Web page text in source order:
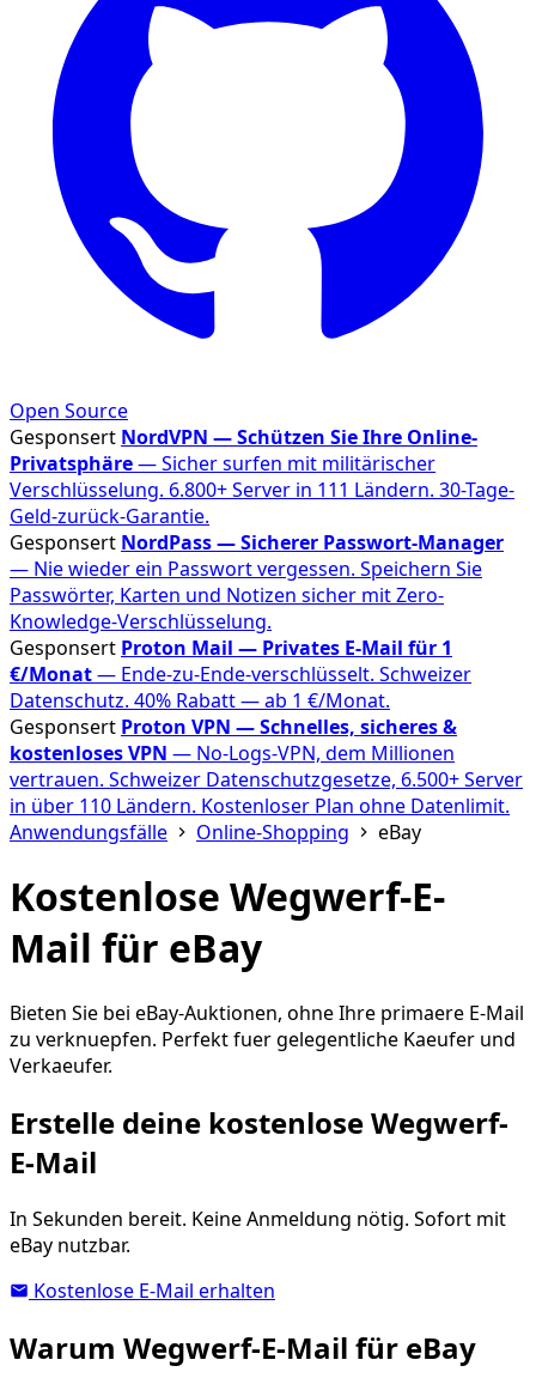
Open Source
Gesponsert NordVPN — Schützen Sie Ihre Online-
Privatsphäre— Sicher surfen mit militärischer
Verschlüsselung. 6.800+ Server in 111 Ländern. 30-Tage-
Geld-zurück-Garantie.
Gesponsert NordPass — Sicherer Passwort-Manager
— Nie wieder ein Passwort vergessen. Speichern Sie
Passwörter, Karten und Notizen sicher mit Zero-
Knowledge-Verschlüsselung.
Gesponsert Proton Mail — Privates E-Mail für 1
€/Monat— Ende-zu-Ende-verschlüsselt. Schweizer
Datenschutz. 40% Rabatt — ab 1 €/Monat.
Gesponsert Proton VPN — Schnelles, sicheres &
kostenloses VPN — No-Logs-VPN, dem Millionen
vertrauen. Schweizer Datenschutzgesetze, 6.500+ Server
in über 110 Ländern. Kostenloser Plan ohne Datenlimit.
Anwendungsfälle
Online-Shopping eBay
Kostenlose Wegwerf-E-
Mail für eBay
Bieten Sie bei eBay-Auktionen, ohne Ihre primaere E-Mail
zu verknuepfen. Perfekt fuer gelegentliche Kaeufer und
Verkaeufer.
Erstelle deine kostenlose Wegwerf-
E-Mail
In Sekunden bereit. Keine Anmeldung nötig. Sofort mit
eBay nutzbar.
Kostenlose E-Mail erhalten
Warum Wegwerf-E-Mail für eBay